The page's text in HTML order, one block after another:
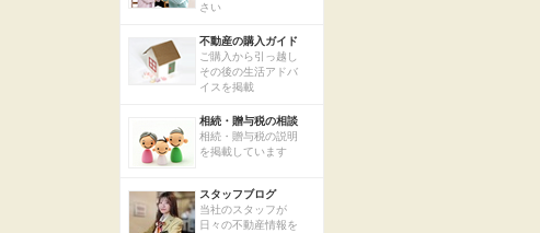
さい
不動産の購入ガイド
ご購入から引っ越し
その後の生活アドバ
イスを掲載
相続・贈与税の相談
相続・贈与税の説明
を掲載しています
スタッフブログ
当社のスタッフが
日々の不動産情報を